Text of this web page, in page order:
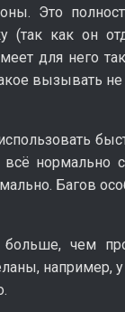
Это
(так как он
для него
вызывать
всё
Багов
больше, чем
например,